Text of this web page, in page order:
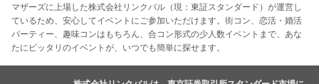
マザーズに上場した株式会社リンクバル（現：東証スタンダード）が運営し
ているため、安心してイベントにご参加いただけます。街コン、恋活・婚活
パーティー、趣味コンはもちろん、合コン形式の少人数イベントまで、あな
たにピッタリのイベントが、いつでも簡単に探せます。